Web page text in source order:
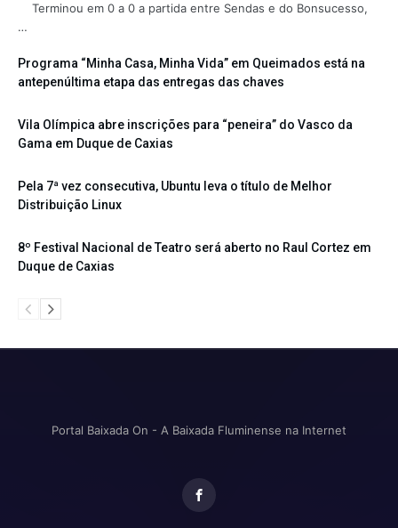
Terminou em 0 a 0 a partida entre Sendas e do Bonsucesso,
…
Programa “Minha Casa, Minha Vida” em Queimados está na
antepenúltima etapa das entregas das chaves
Vila Olímpica abre inscrições para “peneira” do Vasco da
Gama em Duque de Caxias
Pela 7ª vez consecutiva, Ubuntu leva o título de Melhor
Distribuição Linux
8º Festival Nacional de Teatro será aberto no Raul Cortez em
Duque de Caxias
Portal Baixada On - A Baixada Fluminense na Internet